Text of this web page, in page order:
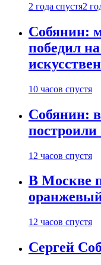
2 года спустя2
Собянин:
победил
10 часов спустя
Собянин:
12 часов спустя
В Москве
12 часов спустя
Сергей